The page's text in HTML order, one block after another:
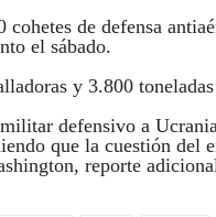
cohetes de defensa
el sábado.
y 3.800
defensivo a
que la cuestión del
reporte